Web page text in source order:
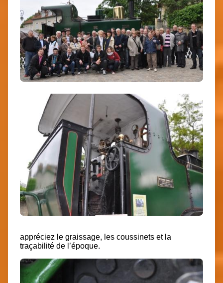
appréciez le graissage, les coussinets et la
traçabilité de l’époque.